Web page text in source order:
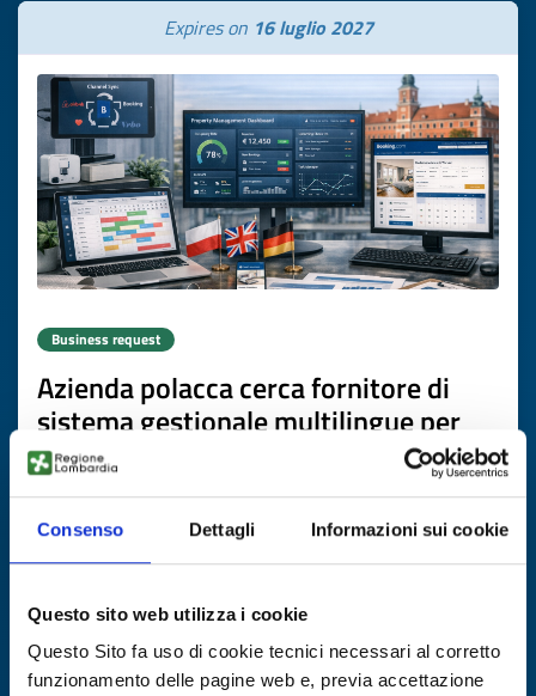
Consenso Dettagli Informazioni sui cookie
Questo sito web utilizza i cookie
Questo Sito fa uso di cookie tecnici necessari al corretto
funzionamento delle pagine web e, previa accettazione
Expires on 16 luglio 2027
Business request
Azienda polacca cerca fornitore di
sistema gestionale multilingue per
affitti brevi
ID: BRPL20260506006
DISCOVER MORE →
Expires on16 luglio 2027